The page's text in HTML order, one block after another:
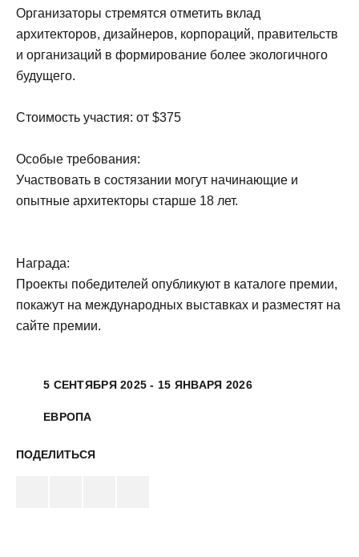
Организаторы стремятся отметить вклад
архитекторов, дизайнеров, корпораций, правительств
и организаций в формирование более экологичного
будущего.
Стоимость участия: от $375
Особые требования:
Участвовать в состязании могут начинающие и
опытные архитекторы старше 18 лет.
Награда:
Проекты победителей опубликуют в каталоге премии,
покажут на международных выставках и разместят на
сайте премии.
5 СЕНТЯБРЯ 2025 - 15 ЯНВАРЯ 2026
ЕВРОПА
ПОДЕЛИТЬСЯ